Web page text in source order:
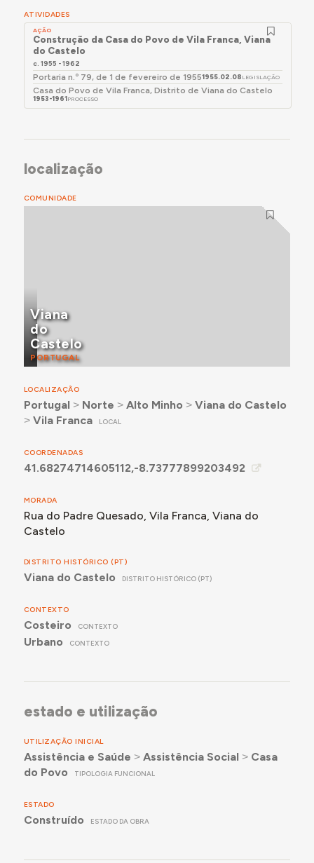
amparo de que eles tanto carecem.”
Dois anos mais tarde, em 1961, a Casa do Povo ainda
não tinha sido inaugurada - faltando concluir alguns
trabalhos.
maioria das Casas do Povo do concelho.
ATIVIDADES
AÇÃO
Construção da Casa do Povo de Vila Franca, Viana
do Castelo
c. 1955 - 1962
Portaria n.º 79, de 1 de fevereiro de 19551955.02.08 LEGISLAÇÃO
Casa do Povo de Vila Franca, Distrito de Viana do Castelo
1953-1961PROCESSO
localização
COMUNIDADE
Viana
do
Castelo
PORTUGAL
LOCALIZAÇÃO
Portugal ˃ Norte ˃ Alto Minho ˃ Viana do Castelo
˃ Vila Franca LOCAL
COORDENADAS
41.68274714605112,-8.73777899203492
MORADA
Rua do Padre Quesado, Vila Franca, Viana do
Castelo
DISTRITO HISTÓRICO (PT)
Viana do Castelo DISTRITO HISTÓRICO (PT)
CONTEXTO
Costeiro CONTEXTO
Urbano CONTEXTO
estado e utilização
UTILIZAÇÃO INICIAL
Assistência e Saúde ˃ Assistência Social ˃ Casa
do Povo
TIPOLOGIA FUNCIONAL
ESTADO
Construído ESTADO DA OBRA